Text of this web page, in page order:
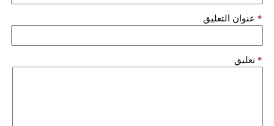
عنوان التعليق *
تعليق *